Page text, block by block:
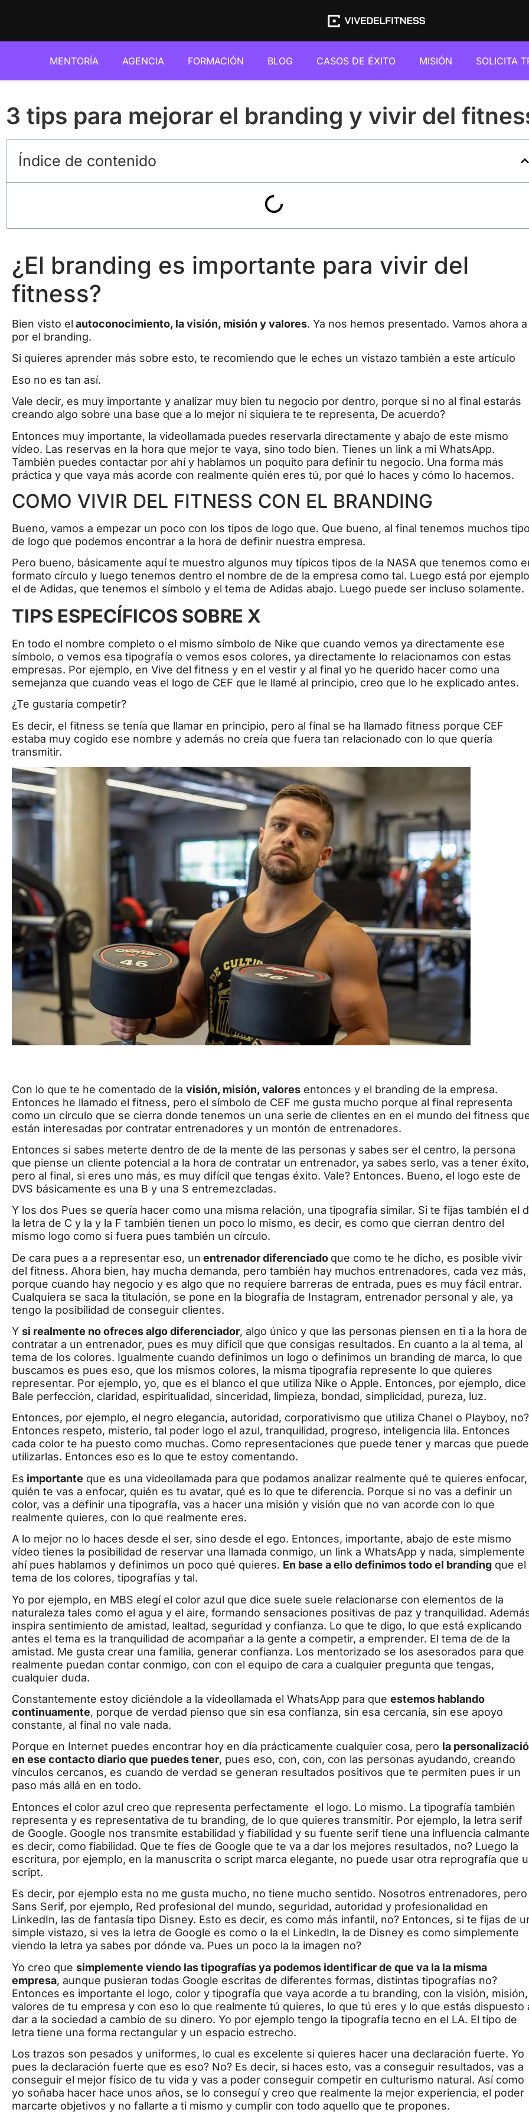
MENTORÍA AGENCIA FORMACIÓN BLOG CASOS DE ÉXITO MISIÓN SOLICITA
3 tips para mejorar el branding y vivir del
Índice de contenido
¿El branding es importante para vivir del
fitness?
Bien visto el autoconocimiento, la visión, misión y valores. Ya nos hemos presentado. Vamos ahora a
por el branding.
Si quieres aprender más sobre esto, te recomiendo que le eches un vistazo también a este artículo
Eso no es tan así.
Vale decir, es muy importante y analizar muy bien tu negocio por dentro, porque si no al final estarás
creando algo sobre una base que a lo mejor ni siquiera te te representa, De acuerdo?
Entonces muy importante, la videollamada puedes reservarla directamente y abajo de este mismo
vídeo. Las reservas en la hora que mejor te vaya, sino todo bien. Tienes un link a mi WhatsApp.
También puedes contactar por ahí y hablamos un poquito para definir tu negocio. Una forma más
práctica y que vaya más acorde con realmente quién eres tú, por qué lo haces y cómo lo hacemos.
COMO VIVIR DEL FITNESS CON EL BRANDING
Bueno, vamos a empezar un poco con los tipos de logo que. Que bueno, al final tenemos muchos
de logo que podemos encontrar a la hora de definir nuestra empresa.
Pero bueno, básicamente aquí te muestro algunos muy típicos tipos de la NASA que tenemos como
formato círculo y luego tenemos dentro el nombre de de la empresa como tal. Luego está por ejemplo
el de Adidas, que tenemos el símbolo y el tema de Adidas abajo. Luego puede ser incluso solamente.
TIPS ESPECÍFICOS SOBRE X
En todo el nombre completo o el mismo símbolo de Nike que cuando vemos ya directamente ese
símbolo, o vemos esa tipografía o vemos esos colores, ya directamente lo relacionamos con estas
empresas. Por ejemplo, en Vive del fitness y en el vestir y al final yo he querido hacer como una
semejanza que cuando veas el logo de CEF que le llamé al principio, creo que lo he explicado antes.
¿Te gustaría competir?
Es decir, el fitness se tenía que llamar en principio, pero al final se ha llamado fitness porque CEF
estaba muy cogido ese nombre y además no creía que fuera tan relacionado con lo que quería
transmitir.
Con lo que te he comentado de la visión, misión, valores entonces y el branding de la empresa.
Entonces he llamado el fitness, pero el símbolo de CEF me gusta mucho porque al final representa
como un círculo que se cierra donde tenemos un una serie de clientes en en el mundo del fitness
están interesadas por contratar entrenadores y un montón de entrenadores.
Entonces si sabes meterte dentro de de la mente de las personas y sabes ser el centro, la persona
que piense un cliente potencial a la hora de contratar un entrenador, ya sabes serlo, vas a tener éxito,
pero al final, si eres uno más, es muy difícil que tengas éxito. Vale? Entonces. Bueno, el logo este de
DVS básicamente es una B y una S entremezcladas.
Y los dos Pues se quería hacer como una misma relación, una tipografía similar. Si te fijas también el
la letra de C y la y la F también tienen un poco lo mismo, es decir, es como que cierran dentro del
mismo logo como si fuera pues también un círculo.
De cara pues a a representar eso, un entrenador diferenciado que como te he dicho, es posible vivir
del fitness. Ahora bien, hay mucha demanda, pero también hay muchos entrenadores, cada vez más,
porque cuando hay negocio y es algo que no requiere barreras de entrada, pues es muy fácil entrar.
Cualquiera se saca la titulación, se pone en la biografía de Instagram, entrenador personal y ale, ya
tengo la posibilidad de conseguir clientes.
Y si realmente no ofreces algo diferenciador, algo único y que las personas piensen en ti a la hora de
contratar a un entrenador, pues es muy difícil que que consigas resultados. En cuanto a la al tema, al
tema de los colores. Igualmente cuando definimos un logo o definimos un branding de marca, lo que
buscamos es pues eso, que los mismos colores, la misma tipografía represente lo que quieres
representar. Por ejemplo, yo, que es el blanco el que utiliza Nike o Apple. Entonces, por ejemplo, dice
Bale perfección, claridad, espiritualidad, sinceridad, limpieza, bondad, simplicidad, pureza, luz.
Entonces, por ejemplo, el negro elegancia, autoridad, corporativismo que utiliza Chanel o Playboy, no?
Entonces respeto, misterio, tal poder logo el azul, tranquilidad, progreso, inteligencia lila. Entonces
cada color te ha puesto como muchas. Como representaciones que puede tener y marcas que
utilizarlas. Entonces eso es lo que te estoy comentando.
Es importante que es una videollamada para que podamos analizar realmente qué te quieres enfocar,
quién te vas a enfocar, quién es tu avatar, qué es lo que te diferencia. Porque si no vas a definir un
color, vas a definir una tipografía, vas a hacer una misión y visión que no van acorde con lo que
realmente quieres, con lo que realmente eres.
A lo mejor no lo haces desde el ser, sino desde el ego. Entonces, importante, abajo de este mismo
vídeo tienes la posibilidad de reservar una llamada conmigo, un link a WhatsApp y nada, simplemente
ahí pues hablamos y definimos un poco qué quieres. En base a ello definimos todo el branding que el
tema de los colores, tipografías y tal.
Yo por ejemplo, en MBS elegí el color azul que dice suele suele relacionarse con elementos de la
naturaleza tales como el agua y el aire, formando sensaciones positivas de paz y tranquilidad.
inspira sentimiento de amistad, lealtad, seguridad y confianza. Lo que te digo, lo que está explicando
antes el tema es la tranquilidad de acompañar a la gente a competir, a emprender. El tema de de la
amistad. Me gusta crear una familia, generar confianza. Los mentorizado se los asesorados para que
realmente puedan contar conmigo, con con el equipo de cara a cualquier pregunta que tengas,
cualquier duda.
Constantemente estoy diciéndole a la videollamada el WhatsApp para que estemos hablando
continuamente, porque de verdad pienso que sin esa confianza, sin esa cercanía, sin ese apoyo
constante, al final no vale nada.
Porque en Internet puedes encontrar hoy en día prácticamente cualquier cosa, pero la
en ese contacto diario que puedes tener, pues eso, con, con, con las personas ayudando, creando
vínculos cercanos, es cuando de verdad se generan resultados positivos que te permiten pues ir un
paso más allá en en todo.
Entonces el color azul creo que representa perfectamente el logo. Lo mismo. La tipografía también
representa y es representativa de tu branding, de lo que quieres transmitir. Por ejemplo, la letra serif
de Google. Google nos transmite estabilidad y fiabilidad y su fuente serif tiene una influencia
es decir, como fiabilidad. Que te fíes de Google que te va a dar los mejores resultados, no? Luego la
escritura, por ejemplo, en la manuscrita o script marca elegante, no puede usar otra reprografía que
script.
Es decir, por ejemplo esta no me gusta mucho, no tiene mucho sentido. Nosotros entrenadores, pero
Sans Serif, por ejemplo, Red profesional del mundo, seguridad, autoridad y profesionalidad en
LinkedIn, las de fantasía tipo Disney. Esto es decir, es como más infantil, no? Entonces, si te fijas de
simple vistazo, si ves la letra de Google es como o la el LinkedIn, la de Disney es como simplemente
viendo la letra ya sabes por dónde va. Pues un poco la la imagen no?
Yo creo que simplemente viendo las tipografías ya podemos identificar de que va la la misma
empresa, aunque pusieran todas Google escritas de diferentes formas, distintas tipografías no?
Entonces es importante el logo, color y tipografía que vaya acorde a tu branding, con la visión, misión,
valores de tu empresa y con eso lo que realmente tú quieres, lo que tú eres y lo que estás dispuesto
dar a la sociedad a cambio de su dinero. Yo por ejemplo tengo la tipografía tecno en el LA. El tipo de
letra tiene una forma rectangular y un espacio estrecho.
Los trazos son pesados y uniformes, lo cual es excelente si quieres hacer una declaración fuerte. Yo
pues la declaración fuerte que es eso? No? Es decir, si haces esto, vas a conseguir resultados, vas a
conseguir el mejor físico de tu vida y vas a poder conseguir competir en culturismo natural. Así como
yo soñaba hacer hace unos años, se lo conseguí y creo que realmente la mejor experiencia, el poder
marcarte objetivos y no fallarte a ti mismo y cumplir con todo aquello que te propones.